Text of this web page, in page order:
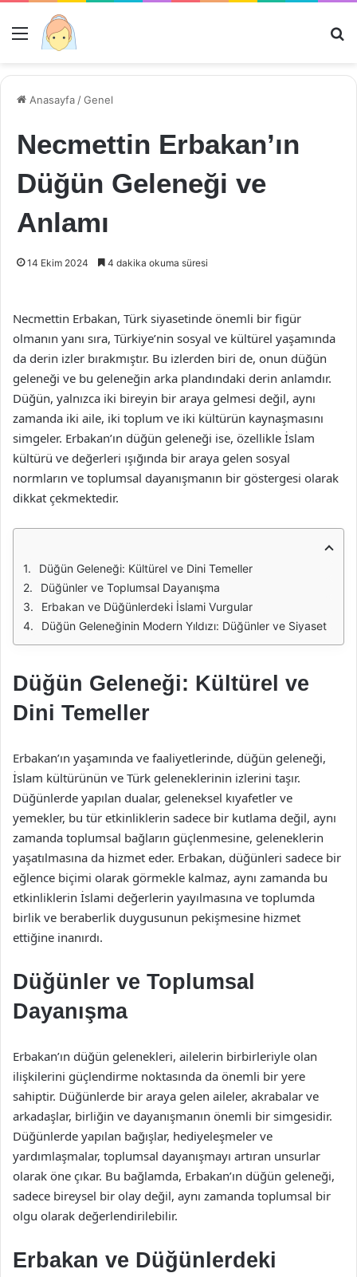
Menü
Anasayfa /Genel
Necmettin Erbakan’ın
Düğün Geleneği ve
Anlamı
14 Ekim 2024 4 dakika okuma süresi
Necmettin Erbakan, Türk siyasetinde önemli bir figür
olmanın yanı sıra, Türkiye’nin sosyal ve kültürel yaşamında
da derin izler bırakmıştır. Bu izlerden biri de, onun düğün
geleneği ve bu geleneğin arka plandındaki derin anlamdır.
Düğün, yalnızca iki bireyin bir araya gelmesi değil, aynı
zamanda iki aile, iki toplum ve iki kültürün kaynaşmasını
simgeler. Erbakan’ın düğün geleneği ise, özellikle İslam
kültürü ve değerleri ışığında bir araya gelen sosyal
normların ve toplumsal dayanışmanın bir göstergesi olarak
dikkat çekmektedir.
Düğün Geleneği: Kültürel ve Dini Temeller
Düğünler ve Toplumsal Dayanışma
Erbakan ve Düğünlerdeki İslami Vurgular
Düğün Geleneğinin Modern Yıldızı: Düğünler ve Siyaset
Düğün Geleneği: Kültürel ve
Dini Temeller
Erbakan’ın yaşamında ve faaliyetlerinde, düğün geleneği,
İslam kültürünün ve Türk geleneklerinin izlerini taşır.
Düğünlerde yapılan dualar, geleneksel kıyafetler ve
yemekler, bu tür etkinliklerin sadece bir kutlama değil, aynı
zamanda toplumsal bağların güçlenmesine, geleneklerin
yaşatılmasına da hizmet eder. Erbakan, düğünleri sadece bir
eğlence biçimi olarak görmekle kalmaz, aynı zamanda bu
etkinliklerin İslami değerlerin yayılmasına ve toplumda
birlik ve beraberlik duygusunun pekişmesine hizmet
ettiğine inanırdı.
Düğünler ve Toplumsal
Dayanışma
Erbakan’ın düğün gelenekleri, ailelerin birbirleriyle olan
ilişkilerini güçlendirme noktasında da önemli bir yere
sahiptir. Düğünlerde bir araya gelen aileler, akrabalar ve
arkadaşlar, birliğin ve dayanışmanın önemli bir simgesidir.
Düğünlerde yapılan bağışlar, hediyeleşmeler ve
yardımlaşmalar, toplumsal dayanışmayı artıran unsurlar
olarak öne çıkar. Bu bağlamda, Erbakan’ın düğün geleneği,
sadece bireysel bir olay değil, aynı zamanda toplumsal bir
olgu olarak değerlendirilebilir.
Erbakan ve Düğünlerdeki